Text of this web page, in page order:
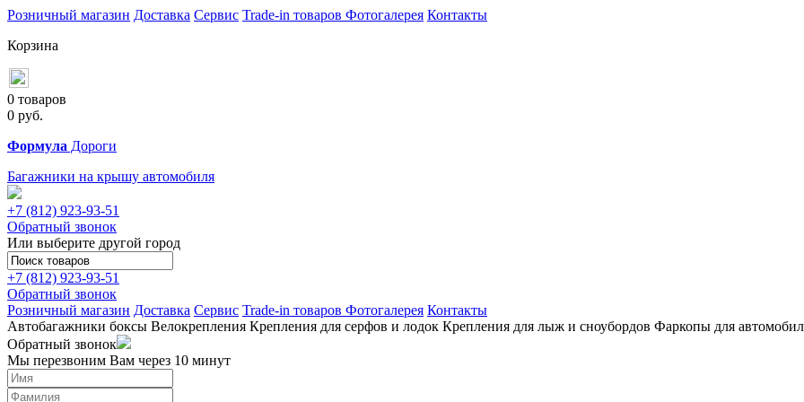
Розничный магазин Доставка Сервис Trade-in товаров Фотогалерея Контакты
Корзина
0 товаров
0 руб.
Формула Дороги
Багажники на крышу автомобиля
+7 (812) 923-93-51
Обратный звонок
Или выберите другой город
+7 (812) 923-93-51
Обратный звонок
Розничный магазин Доставка Сервис Trade-in товаров Фотогалерея Контакты
Автобагажники боксы Велокрепления Крепления для серфов и лодок Крепления для лыж и сноубордов Фаркопы для
Обратный звонок
Мы перезвоним Вам через 10 минут